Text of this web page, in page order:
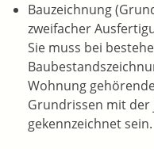
Bauzeichnung
zweifacher
Sie muss bei
Wohnung
Grundrissen mit der
gekennzeichnet sein.